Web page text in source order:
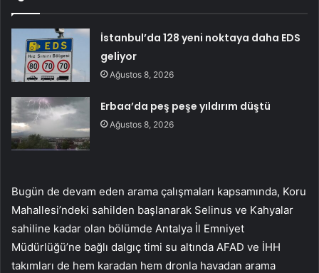
İstanbul’da 128 yeni noktaya daha EDS
geliyor
Ağustos 8, 2026
Erbaa’da peş peşe yıldırım düştü
Ağustos 8, 2026
Bugün de devam eden arama çalışmaları kapsamında, Koru
Mahallesi’ndeki sahilden başlanarak Selinus ve Kahyalar
sahiline kadar olan bölümde Antalya İl Emniyet
Müdürlüğü’ne bağlı dalgıç timi su altında AFAD ve İHH
takımları de hem karadan hem dronla havadan arama